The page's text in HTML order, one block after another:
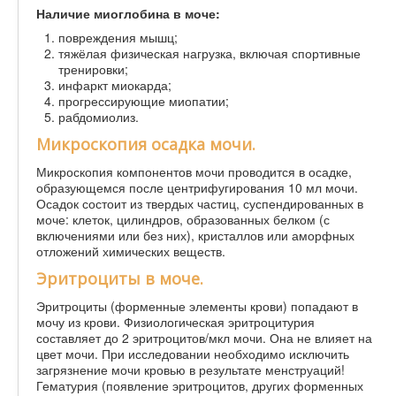
Наличие миоглобина в моче:
повреждения мышц;
тяжёлая физическая нагрузка, включая спортивные
тренировки;
инфаркт миокарда;
прогрессирующие миопатии;
рабдомиолиз.
Микроскопия осадка мочи.
Микроскопия компонентов мочи проводится в осадке,
образующемся после центрифугирования 10 мл мочи.
Осадок состоит из твердых частиц, суспендированных в
моче: клеток, цилиндров, образованных белком (с
включениями или без них), кристаллов или аморфных
отложений химических веществ.
Эритроциты в моче.
Эритроциты (форменные элементы крови) попадают в
мочу из крови. Физиологическая эритроцитурия
составляет до 2 эритроцитов/мкл мочи. Она не влияет на
цвет мочи. При исследовании необходимо исключить
загрязнение мочи кровью в результате менструаций!
Гематурия (появление эритроцитов, других форменных